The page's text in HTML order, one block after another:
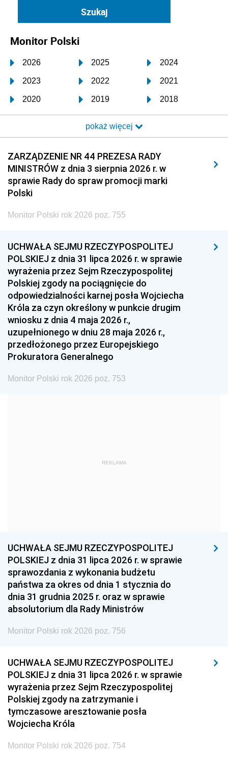
Monitor Polski
2026 2025 2024
2023 2022 2021
2020 2019 2018
2017 2016 2015
2014 2013 2012
2011 2010 2009
2008 2007 2006
2005
1996 1995 1994
1993 1992 1991
1990 1989
1987 1986 1985
1984 1983
1981 1980 1979
1978 1977
1975 1974
1959
1939 1938 1937
1936 1930
pokaż więcej
ZARZĄDZENIE NR 44 PREZESA RADY
MINISTRÓW z dnia 3 sierpnia 2026 r. w
sprawie Rady do spraw promocji marki
Polski
Monitor Polski rok 2026 poz. 755
UCHWAŁA SEJMU RZECZYPOSPOLITEJ
POLSKIEJ z dnia 31 lipca 2026 r. w sprawie
wyrażenia przez Sejm Rzeczypospolitej
Polskiej zgody na pociągnięcie do
odpowiedzialności karnej posła Wojciecha
Króla za czyn określony w punkcie drugim
wniosku z dnia 4 maja 2026 r.,
uzupełnionego w dniu 28 maja 2026 r.,
przedłożonego przez Europejskiego
Prokuratora Generalnego
Monitor Polski rok 2026 poz. 753
REKLAMA
UCHWAŁA SEJMU RZECZYPOSPOLITEJ
POLSKIEJ z dnia 31 lipca 2026 r. w sprawie
sprawozdania z wykonania budżetu
państwa za okres od dnia 1 stycznia do
dnia 31 grudnia 2025 r. oraz w sprawie
absolutorium dla Rady Ministrów
Monitor Polski rok 2026 poz. 756
UCHWAŁA SEJMU RZECZYPOSPOLITEJ
POLSKIEJ z dnia 31 lipca 2026 r. w sprawie
wyrażenia przez Sejm Rzeczypospolitej
Polskiej zgody na zatrzymanie i
tymczasowe aresztowanie posła
Wojciecha Króla
Monitor Polski rok 2026 poz. 754